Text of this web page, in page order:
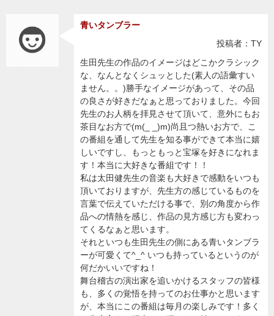
青いタンブラー
投稿者：TY
生田先生の作品のイメージはどこかクラシック
な、なんとなくシュッとした(素人の語彙すい
ません。。)勝手なイメージがあって、その品
の良さが好きだなぁと思っておりました。今回
先生のお人柄を拝見させて頂いて、意外にもお
茶目なお方で(m(_ _)m)尚且つ熱いお方で、こ
の番組を通して先生を知る事ができて本当に嬉
しいですし、もっともっと宝塚を好きになれま
す！本当に大好きな番組です！！
私は太田健先生の音楽も大好きで感動をいつも
頂いておりますが、先生方の感じているものを
言葉で伝えていただける事で、別の角度から作
品への情熱を感じ、作品の見方感じ方も変わっ
てくるなぁと思います。
それといつも生田先生の側にある青いタンブラ
ーが可愛くて^_^ いつも持っているというのが
何だかいいですね！
舞台稽古の演出家を追いかけるスタッフの皆様
も、多くの覚悟を持ってのお仕事かと思います
が、本当にこの番組は毎月の楽しみです！多く